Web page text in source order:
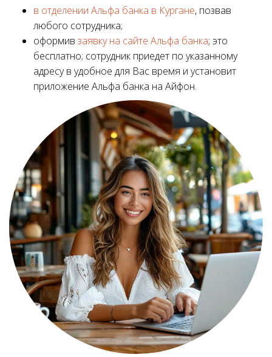
в отделении Альфа банка в Кургане, позвав
любого сотрудника;
оформив заявку на сайте Альфа банка; это
бесплатно; сотрудник приедет по указанному
адресу в удобное для Вас время и установит
приложение Альфа банка на Айфон.